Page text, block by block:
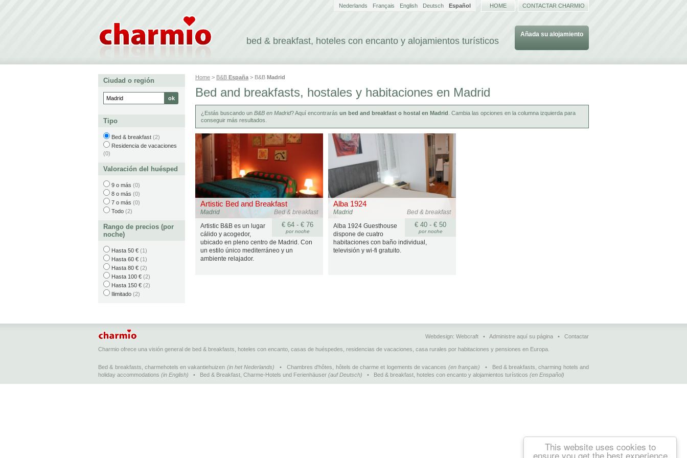
This website uses cookies to
ensure you get the best experience
bed & breakfast, hoteles con encanto y alojamientos turísticos
Añada su alojamiento
Nederlands Français English Deutsch Español HOME CONTACTAR CHARMIO
Home > B&B España > B&B Madrid
Bed and breakfasts, hostales y habitaciones en Madrid
¿Estás buscando un B&B en Madrid? Aquí encontrarás un bed and breakfast o hostal en Madrid . Cambia las opciones en la columna izquierda para
conseguir más resultados.
Artistic Bed and Breakfast
Bed & breakfast
Madrid
€ 64 - € 76
por noche
Artistic B&B es un lugar
cálido y acogedor,
ubicado en pleno centro de Madrid. Con
un estilo único mediterráneo y un
ambiente relajador.
Alba 1924
Bed & breakfast
Madrid
€ 40 - € 50
por noche
Alba 1924 Guesthouse
dispone de cuatro
habitaciones con baño individual,
televisión y wi-fi gratuito.
Ciudad o región
Tipo
Bed & breakfast (2)
Residencia de vacaciones
(0)
Valoración del huésped
9 o más (0)
8 o más (0)
7 o más (0)
Todo (2)
Rango de precios (por
noche)
Hasta 50 € (1)
Hasta 60 € (1)
Hasta 80 € (2)
Hasta 100 € (2)
Hasta 150 € (2)
Ilimitado (2)
Webdesign: Webcraft • Administre aquí su página • Contactar
Charmio ofrece una visión general de bed & breakfasts, hoteles con encanto, casas de huéspedes, residencias de vacaciones, casa rurales por habitaciones y pensiones en Europa.
Bed & breakfasts, charmehotels en vakantiehuizen (in het Nederlands) •Chambres d'hôtes, hôtels de charme et logements de vacances (en français) •
Bed & breakfasts, charming hotels and
holiday accommodations (in English) • Bed & Breakfast, Charme-Hotels und Ferienhäuser (auf Deutsch) • Bed & breakfast, hoteles con encanto y alojamientos turísticos (en Enspañol)